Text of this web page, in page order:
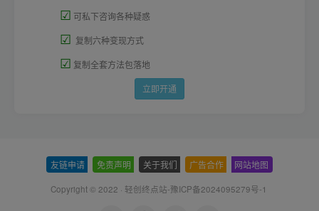
☑ 可私下咨询各种疑惑
☑ 复制六种变现方式
☑ 复制全套方法包落地
立即开通
友链申请 免责声明 关于我们 广告合作 网站地图
Copyright © 2022 · 轻创终点站-豫ICP备2024095279号-1